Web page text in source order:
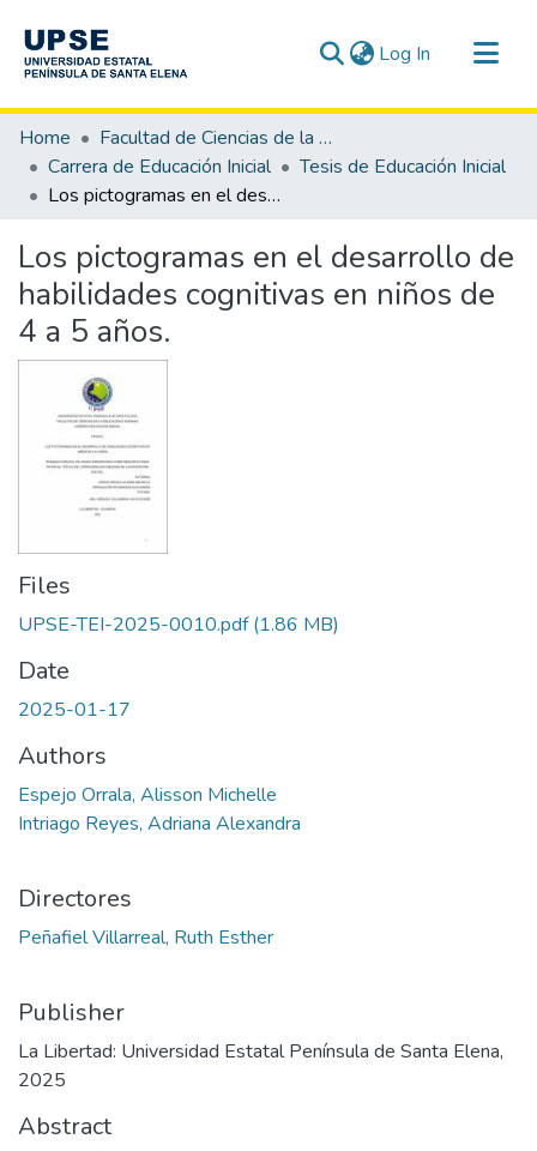
Log In (current)
Communities & Collections
All of DSpace
Statistics
Home
Facultad de Ciencias de la Educación e Idiomas
Carrera de Educación Inicial
Tesis de Educación Inicial
Los pictogramas en el desarrollo de habilidades cognitivas en niños de 4 a 5 años.
Los pictogramas en el desarrollo de
habilidades cognitivas en niños de
4 a 5 años.
Files
UPSE-TEI-2025-0010.pdf(1.86 MB)
Date
2025-01-17
Authors
Espejo Orrala, Alisson Michelle
Intriago Reyes, Adriana Alexandra
Directores
Peñafiel Villarreal, Ruth Esther
Publisher
La Libertad: Universidad Estatal Península de Santa Elena,
2025
Abstract